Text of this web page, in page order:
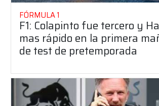
FÓRMULA 1
F1: Colapinto fue tercero y
mas rápido en la primera
de test de pretemporada